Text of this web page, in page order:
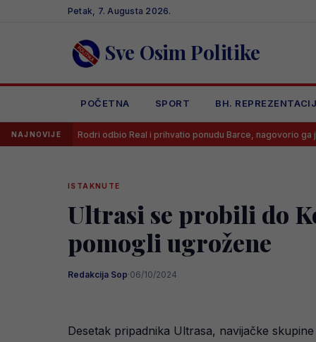
Petak, 7. Augusta 2026.
Sve Osim Politike
POČETNA SPORT BH.
NAJNOVIJE
Rodri odbio Real i prihvatio ponudu Barce, nagovorio ga je jedan
ISTAKNUTE
Ultrasi se probili do
pomogli ugrožene
Redakcija Sop·06/10/2024
Desetak pripadnika Ultrasa, navijačke